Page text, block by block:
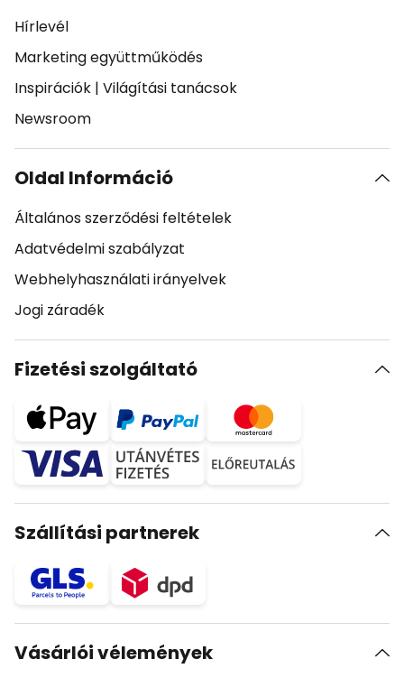
Hírlevél
Marketing együttműködés
Inspirációk | Világítási tanácsok
Newsroom
Oldal Információ
Általános szerződési feltételek
Adatvédelmi szabályzat
Webhelyhasználati irányelvek
Jogi záradék
Fizetési szolgáltató
Szállítási partnerek
Vásárlói vélemények